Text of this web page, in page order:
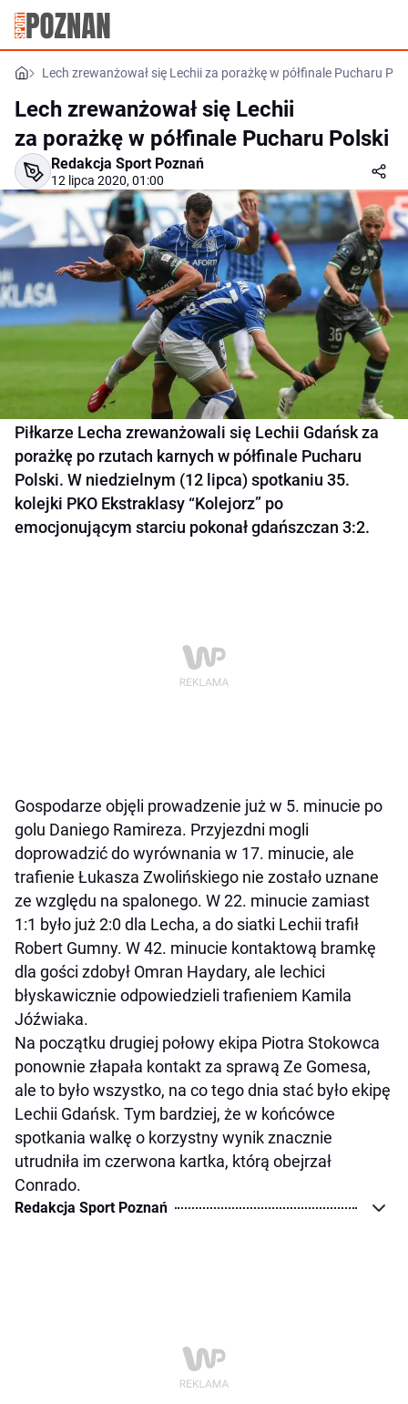
Lech zrewanżował się Lechii za porażkę w półfinale Pucharu
Lech zrewanżował się Lechii
za porażkę w półfinale Pucharu Polski
Redakcja Sport Poznań
12 lipca 2020, 01:00
Piłkarze Lecha zrewanżowali się Lechii Gdańsk za
porażkę po rzutach karnych w półfinale Pucharu
Polski. W niedzielnym (12 lipca) spotkaniu 35.
kolejki PKO Ekstraklasy “Kolejorz” po
emocjonującym starciu pokonał gdańszczan 3:2.
Gospodarze objęli prowadzenie już w 5. minucie po
golu Daniego Ramireza. Przyjezdni mogli
doprowadzić do wyrównania w 17. minucie, ale
trafienie Łukasza Zwolińskiego nie zostało uznane
ze względu na spalonego. W 22. minucie zamiast
1:1 było już 2:0 dla Lecha, a do siatki Lechii trafił
Robert Gumny. W 42. minucie kontaktową bramkę
dla gości zdobył Omran Haydary, ale lechici
błyskawicznie odpowiedzieli trafieniem Kamila
Jóźwiaka.
Na początku drugiej połowy ekipa Piotra Stokowca
ponownie złapała kontakt za sprawą Ze Gomesa,
ale to było wszystko, na co tego dnia stać było ekipę
Lechii Gdańsk. Tym bardziej, że w końcówce
spotkania walkę o korzystny wynik znacznie
utrudniła im czerwona kartka, którą obejrzał
Conrado.
Redakcja Sport Poznań